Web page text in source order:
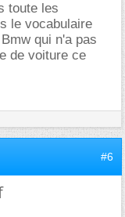
toute les
le vocabulaire
qui n'a pas
de voiture ce
#6